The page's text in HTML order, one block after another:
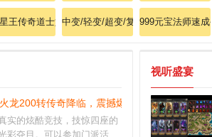
咆哮终极奥义！
王传奇道士如何速成英雄无极真气？
中变/轻变/超变/复古/热血传奇
999元宝法师速
龙200转传奇降临，震撼爆出法神手镯！
实的炫酷竞技，技惊四座的
彩夺目。可以参加门派活
视听盛宴